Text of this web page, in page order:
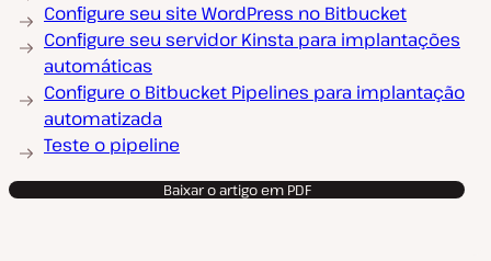
Configure seu site WordPress no Bitbucket
Configure seu servidor Kinsta para implantações
automáticas
Configure o Bitbucket Pipelines para implantação
automatizada
Teste o pipeline
Baixar o artigo em PDF